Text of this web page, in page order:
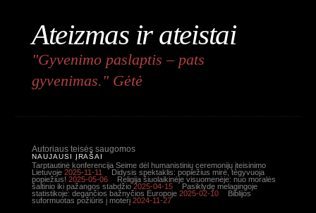
Ateizmas ir ateistai
"Gyvenimo paslaptis – pats
gyvenimas." Gėtė
Autoriaus teisės saugomos
NAUJAUSI ĮRAŠAI
Tarptautinė konferencija Seime dėl humanistinių ceremonijų įteisinimo
Lietuvoje 2025-11-11
Didysis spektaklis: popiežius mirė, tegyvuoja
popiežius! 2025-05-06
Religija šiuolaikinėje visuomenėje: nuo moralės
šaltinio iki pažangos stabdžio 2025-04-15
Pasiklydę melagingoje
statistikoje: degančios bažnyčios Europoje 2025-02-10
Biblijos
suformuotas požiūris į moterį 2024-11-27